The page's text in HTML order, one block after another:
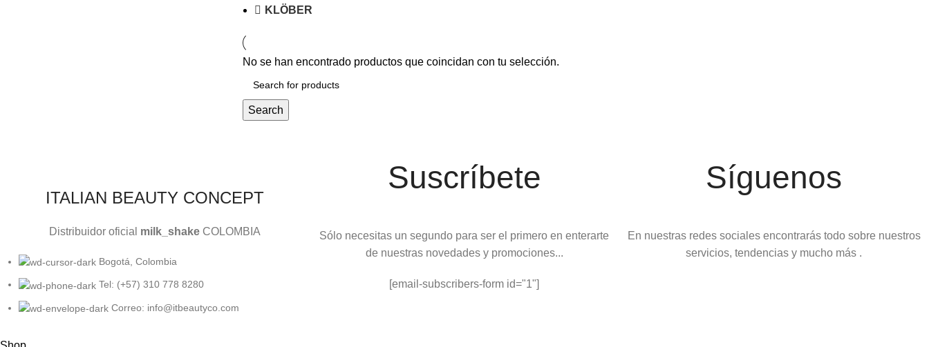
KLÖBER
No se han encontrado productos que coincidan con tu selección.
Search
ITALIAN BEAUTY CONCEPT
Distribuidor oficial milk_shake COLOMBIA
Bogotá, Colombia
Tel: (+57) 310 778 8280
Correo: info@itbeautyco.com
Suscríbete
Sólo necesitas un segundo para ser el primero en enterarte
de nuestras novedades y promociones...
[email-subscribers-form id="1"]
Síguenos
En nuestras redes sociales encontrarás todo sobre nuestros
servicios, tendencias y mucho más .